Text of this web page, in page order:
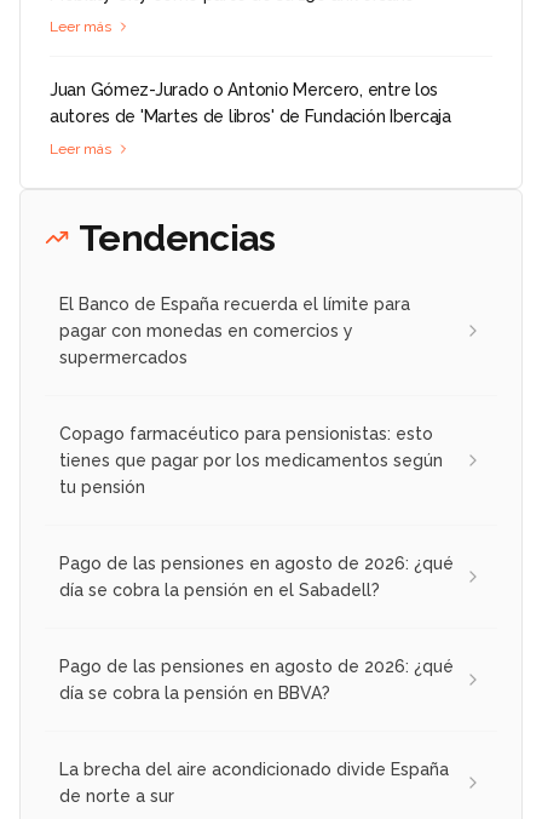
Leer más
Juan Gómez-Jurado o Antonio Mercero, entre los
autores de 'Martes de libros' de Fundación Ibercaja
Leer más
Tendencias
El Banco de España recuerda el límite para
pagar con monedas en comercios y
supermercados
Copago farmacéutico para pensionistas: esto
tienes que pagar por los medicamentos según
tu pensión
Pago de las pensiones en agosto de 2026: ¿qué
día se cobra la pensión en el Sabadell?
Pago de las pensiones en agosto de 2026: ¿qué
día se cobra la pensión en BBVA?
La brecha del aire acondicionado divide España
de norte a sur